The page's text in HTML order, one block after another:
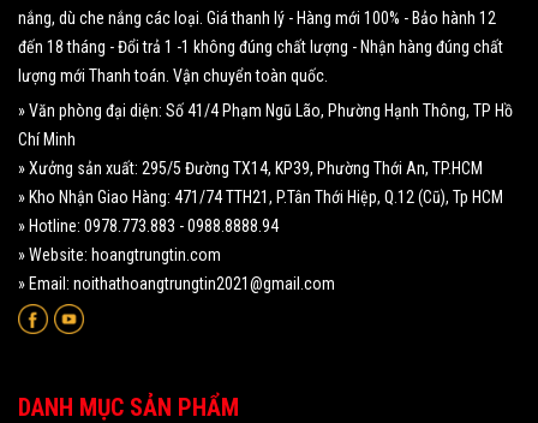
nắng, dù che nắng các loại. Giá thanh lý - Hàng mới 100% - Bảo hành 12
đến 18 tháng - Đổi trả 1 -1 không đúng chất lượng - Nhận hàng đúng chất
lượng mới Thanh toán. Vận chuyển toàn quốc.
» Văn phòng đại diện: Số 41/4 Phạm Ngũ Lão, Phường Hạnh Thông, TP Hồ
Chí Minh
» Xưởng sản xuất: 295/5 Đường TX14, KP39, Phường Thới An, TP.HCM
» Kho Nhận Giao Hàng: 471/74 TTH21, P.Tân Thới Hiệp, Q.12 (Cũ), Tp HCM
» Hotline: 0978.773.883 - 0988.8888.94
» Website: hoangtrungtin.com
» Email: noithathoangtrungtin2021@gmail.com
DANH MỤC SẢN PHẨM